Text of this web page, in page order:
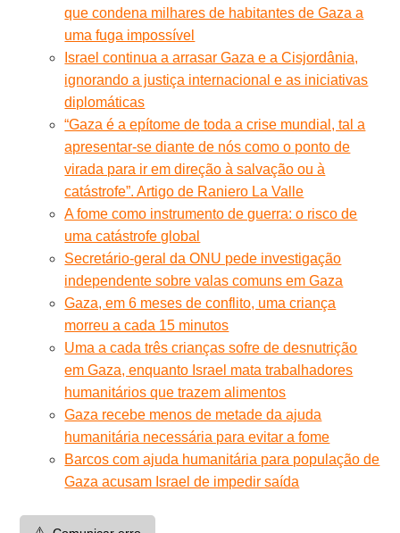
que condena milhares de habitantes de Gaza a
uma fuga impossível
Israel continua a arrasar Gaza e a Cisjordânia,
ignorando a justiça internacional e as iniciativas
diplomáticas
“Gaza é a epítome de toda a crise mundial, tal a
apresentar-se diante de nós como o ponto de
virada para ir em direção à salvação ou à
catástrofe”. Artigo de Raniero La Valle
A fome como instrumento de guerra: o risco de
uma catástrofe global
Secretário-geral da ONU pede investigação
independente sobre valas comuns em Gaza
Gaza, em 6 meses de conflito, uma criança
morreu a cada 15 minutos
Uma a cada três crianças sofre de desnutrição
em Gaza, enquanto Israel mata trabalhadores
humanitários que trazem alimentos
Gaza recebe menos de metade da ajuda
humanitária necessária para evitar a fome
Barcos com ajuda humanitária para população de
Gaza acusam Israel de impedir saída